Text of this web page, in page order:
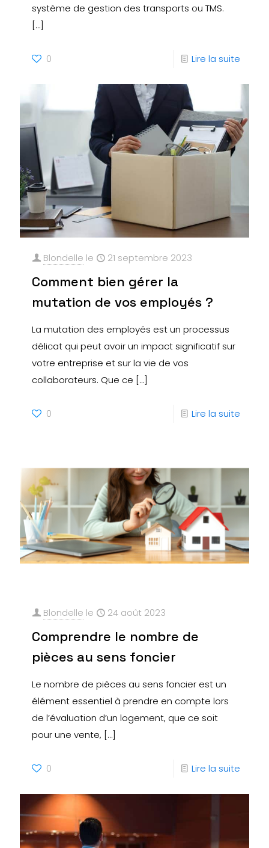
système de gestion des transports ou TMS.
[…]
0 Lire la suite
Blondelle le 21 septembre 2023
Comment bien gérer la
mutation de vos employés ?
La mutation des employés est un processus
délicat qui peut avoir un impact significatif sur
votre entreprise et sur la vie de vos
collaborateurs. Que ce […]
0 Lire la suite
Blondelle le 24 août 2023
Comprendre le nombre de
pièces au sens foncier
Le nombre de pièces au sens foncier est un
élément essentiel à prendre en compte lors
de l’évaluation d’un logement, que ce soit
pour une vente, […]
0 Lire la suite